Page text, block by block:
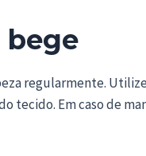
bege
regularmente.
tecido. Em caso de